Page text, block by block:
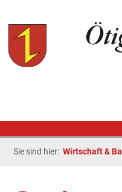
Sie sind hier:Wirtschaft &